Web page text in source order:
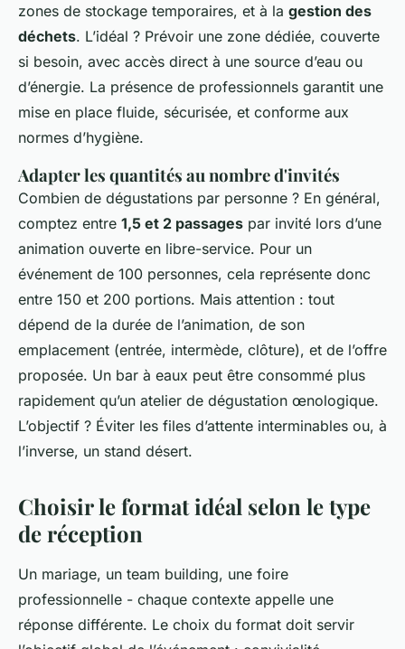
zones de stockage temporaires, et à la gestion des
déchets. L’idéal ? Prévoir une zone dédiée, couverte
si besoin, avec accès direct à une source d’eau ou
d’énergie. La présence de professionnels garantit une
mise en place fluide, sécurisée, et conforme aux
normes d’hygiène.
Adapter les quantités au nombre d'invités
Combien de dégustations par personne ? En général,
comptez entre 1,5 et 2 passages par invité lors d’une
animation ouverte en libre-service. Pour un
événement de 100 personnes, cela représente donc
entre 150 et 200 portions. Mais attention : tout
dépend de la durée de l’animation, de son
emplacement (entrée, intermède, clôture), et de l’offre
proposée. Un bar à eaux peut être consommé plus
rapidement qu’un atelier de dégustation œnologique.
L’objectif ? Éviter les files d’attente interminables ou, à
l’inverse, un stand désert.
Choisir le format idéal selon le type
de réception
Un mariage, un team building, une foire
professionnelle - chaque contexte appelle une
réponse différente. Le choix du format doit servir